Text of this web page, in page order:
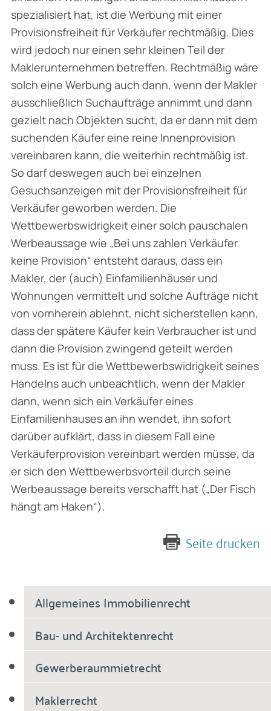
Allgemeines Immobilienrecht
Bau- und Architektenrecht
Gewerberaummietrecht
Maklerrecht
spezialisiert hat, ist die Werbung mit einer
Provisionsfreiheit für Verkäufer rechtmäßig. Dies
wird jedoch nur einen sehr kleinen Teil der
Maklerunternehmen betreffen. Rechtmäßig wäre
solch eine Werbung auch dann, wenn der Makler
ausschließlich Suchaufträge annimmt und dann
gezielt nach Objekten sucht, da er dann mit dem
suchenden Käufer eine reine Innenprovision
vereinbaren kann, die weiterhin rechtmäßig ist.
So darf deswegen auch bei einzelnen
Gesuchsanzeigen mit der Provisionsfreiheit für
Verkäufer geworben werden. Die
Wettbewerbswidrigkeit einer solch pauschalen
Werbeaussage wie „Bei uns zahlen Verkäufer
keine Provision“ entsteht daraus, dass ein
Makler, der (auch) Einfamilienhäuser und
Wohnungen vermittelt und solche Aufträge nicht
von vornherein ablehnt, nicht sicherstellen kann,
dass der spätere Käufer kein Verbraucher ist und
dann die Provision zwingend geteilt werden
muss. Es ist für die Wettbewerbswidrigkeit seines
Handelns auch unbeachtlich, wenn der Makler
dann, wenn sich ein Verkäufer eines
Einfamilienhauses an ihn wendet, ihn sofort
darüber aufklärt, dass in diesem Fall eine
Verkäuferprovision vereinbart werden müsse, da
er sich den Wettbewerbsvorteil durch seine
Werbeaussage bereits verschafft hat („Der Fisch
hängt am Haken“).
Seite drucken